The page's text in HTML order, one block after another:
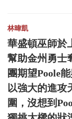
林暐凱
華盛頓巫師於
幫助金州勇士
團期望Poole
以強大的進攻
圍，沒想到